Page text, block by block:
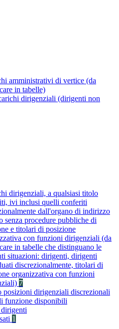
amministrativi di vertice (da
in tabelle)
dirigenziali (dirigenti non
dirigenziali, a qualsiasi titolo
ivi inclusi quelli conferiti
dall'organo di indirizzo
senza procedure pubbliche di
e titolari di posizione
con funzioni dirigenziali (da
in tabelle che distinguano le
situazioni: dirigenti, dirigenti
discrezionalmente, titolari di
organizzativa con funzioni
7
posizioni dirigenziali discrezionali
funzione disponibili
1